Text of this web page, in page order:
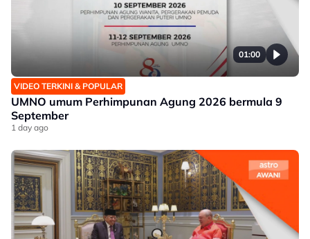
01:00
VIDEO TERKINI & POPULAR
UMNO umum Perhimpunan Agung 2026 bermula 9
September
1 day ago